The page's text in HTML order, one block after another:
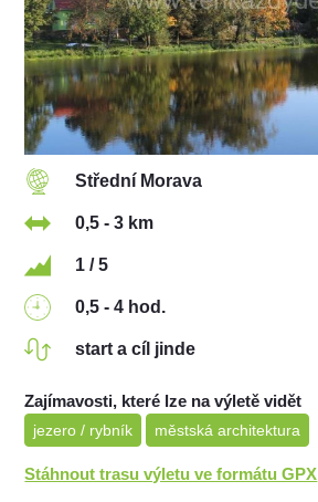
Střední Morava
0,5 - 3 km
1 / 5
0,5 - 4 hod.
start a cíl jinde
Zajímavosti, které lze na výletě vidět
jezero / rybník městská architektura
Stáhnout trasu výletu ve formátu GPX